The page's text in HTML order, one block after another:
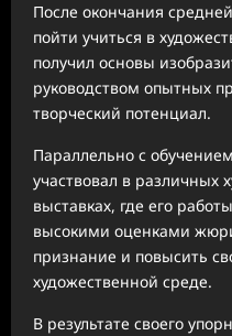
После окончания
пойти учиться в
получил основы
руководством опытных
творческий потенциал.
Параллельно с
участвовал в различных
выставках, где его
высокими оценками
признание и повысить
художественной среде.
В результате своего